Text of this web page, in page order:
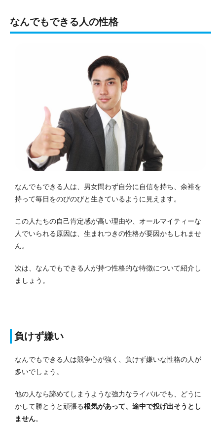
なんでもできる人の性格
なんでもできる人は、男女問わず自分に自信を持ち、余裕を
持って毎日をのびのびと生きているように見えます。
この人たちの自己肯定感が高い理由や、オールマイティーな
人でいられる原因は、生まれつきの性格が要因かもしれませ
ん。
次は、なんでもできる人が持つ性格的な特徴について紹介し
ましょう。
負けず嫌い
なんでもできる人は競争心が強く、負けず嫌いな性格の人が
多いでしょう。
他の人なら諦めてしまうような強力なライバルでも、どうに
かして勝とうと頑張る根気があって、途中で投げ出そうとし
ません。